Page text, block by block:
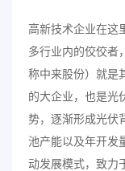
高新技术企业在这
多行业内的佼佼者
称中来股份）就是
的大企业，也是光
势，逐渐形成光伏
池产能以及年开发
动发展模式，致力